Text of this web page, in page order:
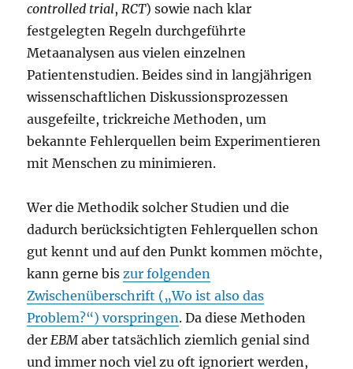
controlled trial,RCT) sowie nach klar
festgelegten Regeln durchgeführte
Metaanalysen aus vielen einzelnen
Patientenstudien. Beides sind in langjährigen
wissenschaftlichen Diskussionsprozessen
ausgefeilte, trickreiche Methoden, um
bekannte Fehlerquellen beim Experimentieren
mit Menschen zu minimieren.
Wer die Methodik solcher Studien und die
dadurch berücksichtigten Fehlerquellen schon
gut kennt und auf den Punkt kommen möchte,
kann gerne biszur folgenden
Zwischenüberschrift („Wo ist also das
Problem?“) vorspringen. Da diese Methoden
derEBM aber tatsächlich ziemlich genial sind
und immer noch viel zu oft ignoriert werden,